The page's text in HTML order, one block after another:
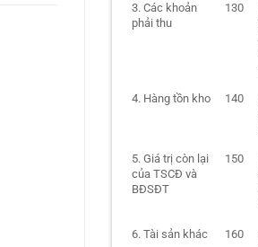
3. Các khoản
phải thu
130
4. Hàng tồn kho 140
5. Giá trị còn lại
của TSCĐ và
BĐSĐT
150
6. Tài sản khác 160